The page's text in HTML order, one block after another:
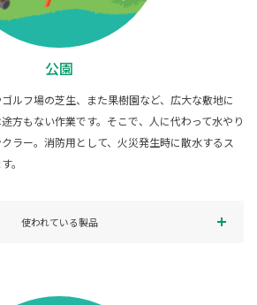
公園
ルフ場の芝生、また果樹園など、広大な敷地に
方もない作業です。そこで、人に代わって水やり
ラー。消防用として、火災発生時に散水するス
。
使われている製品